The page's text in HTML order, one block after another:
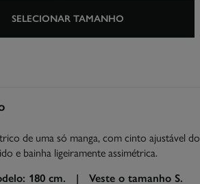
SELECIONAR TAMANHO
de uma só manga, com cinto ajustável do
e bainha ligeiramente assimétrica.
180 cm. | Veste o tamanho S.